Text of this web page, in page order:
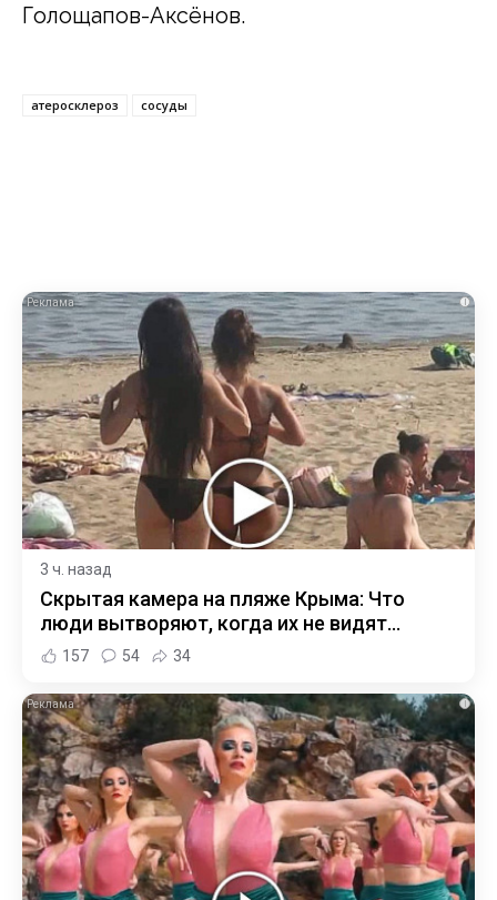
Голощапов-Аксёнов.
атеросклероз сосуды
i
3 ч. назад
Скрытая камера на пляже Крыма: Что
люди вытворяют, когда их не видят...
157 54 34
i